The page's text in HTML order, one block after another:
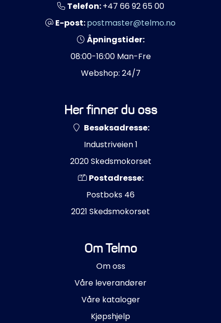
Telefon:+47 66 92 65 00
E-post:postmaster@telmo.no
Åpningstider:
08:00-16:00 Man-Fre
Webshop: 24/7
Her finner du oss
Besøksadresse:
Industriveien 1
2020 Skedsmokorset
Postadresse:
Postboks 46
2021 Skedsmokorset
Om Telmo
Om oss
Våre leverandører
Våre kataloger
Kjøpshjelp